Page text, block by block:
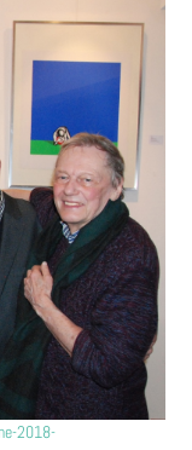
2018-